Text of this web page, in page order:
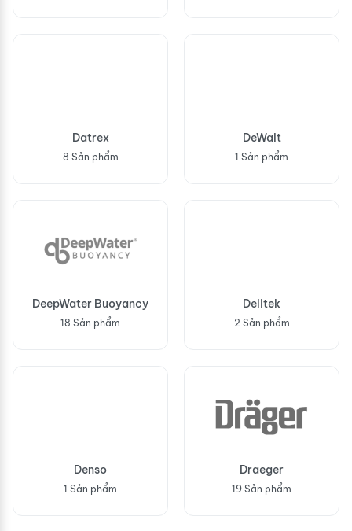
Datrex
8 Sản phẩm
DeWalt
1 Sản phẩm
DeepWater Buoyancy
18 Sản phẩm
Delitek
2 Sản phẩm
Denso
1 Sản phẩm
Draeger
19 Sản phẩm